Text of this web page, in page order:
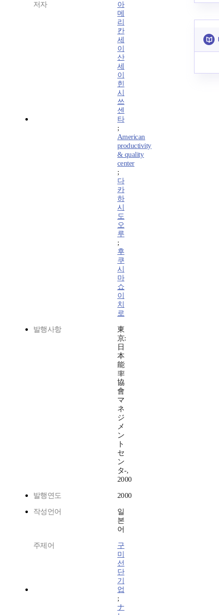
저자
아
메
리
칸
세
이
산
세
이
힌
시
쓰
센
타
;
American
productivity
& quality
center
;
다
카
하
시
도
오
루
;
후
쿠
시
마
쇼
이
치
로
발행사항
東
京:
日
本
能
率
協
會
マ
ネ
ジ
メ
ン
ト
セ
ン
タ-,
2000
발행연도 2000
작성언어
일
본
어
주제어
구
미
선
단
기
업
;
ナ